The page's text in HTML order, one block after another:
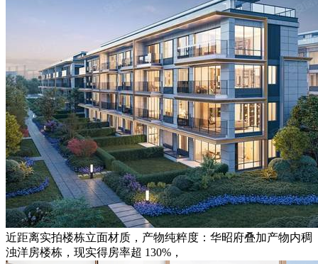
近距离实拍楼栋立面材质，产物纯粹度：华昭府叠加产物内稠
浊洋房楼栋，现实得房率超 130%，